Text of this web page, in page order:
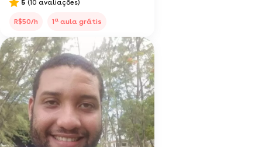
5 (10 avaliações)
R$50/h 1a aula grátis